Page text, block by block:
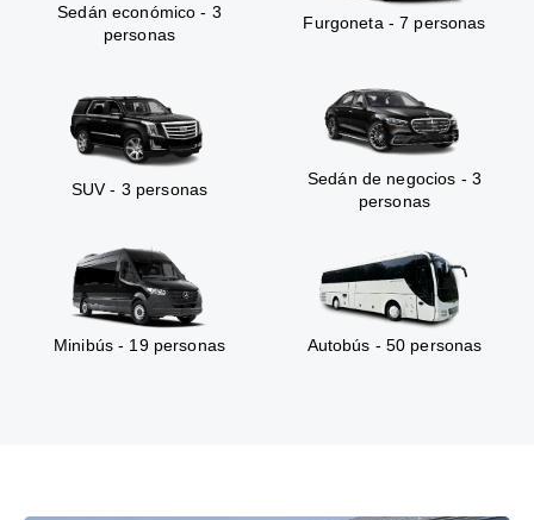
Sedán económico - 3
personas
Furgoneta - 7 personas
SUV - 3 personas
Sedán de negocios - 3
personas
Minibús - 19 personas Autobús - 50 personas